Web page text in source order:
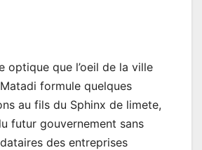
optique que l’oeil de la ville
formule quelques
au fils du Sphinx de limete,
futur gouvernement sans
des entreprises